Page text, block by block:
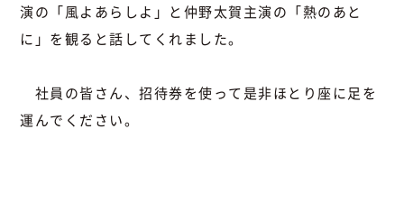
演の「風よあらしよ」と仲野太賀主演の「熱のあと
に」を観ると話してくれました。
社員の皆さん、招待券を使って是非ほとり座に足を
運んでください。